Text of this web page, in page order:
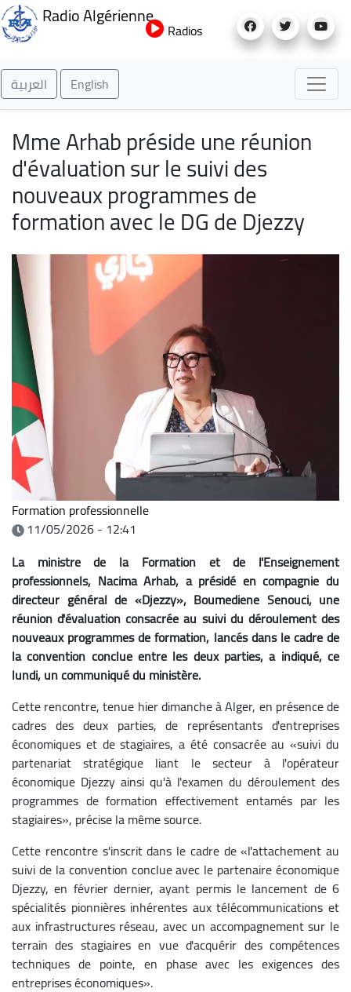
au
Radio Algérienne
Radios
العربية English
Mme Arhab préside une réunion
d'évaluation sur le suivi des
nouveaux programmes de
formation avec le DG de Djezzy
Formation professionnelle
11/05/2026 - 12:41
La ministre de la Formation et de l'Enseignement
professionnels, Nacima Arhab, a présidé en compagnie du
directeur général de «Djezzy», Boumediene Senouci, une
réunion d'évaluation consacrée au suivi du déroulement des
nouveaux programmes de formation, lancés dans le cadre de
la convention conclue entre les deux parties, a indiqué, ce
lundi, un communiqué du ministère.
Cette rencontre, tenue hier dimanche à Alger, en présence de
cadres des deux parties, de représentants d'entreprises
économiques et de stagiaires, a été consacrée au «suivi du
partenariat stratégique liant le secteur à l'opérateur
économique Djezzy ainsi qu'à l'examen du déroulement des
programmes de formation effectivement entamés par les
stagiaires», précise la même source.
Cette rencontre s'inscrit dans le cadre de «l'attachement au
suivi de la convention conclue avec le partenaire économique
Djezzy, en février dernier, ayant permis le lancement de 6
spécialités pionnières inhérentes aux télécommunications et
aux infrastructures réseau, avec un accompagnement sur le
terrain des stagiaires en vue d'acquérir des compétences
techniques de pointe, en phase avec les exigences des
entreprises économiques».